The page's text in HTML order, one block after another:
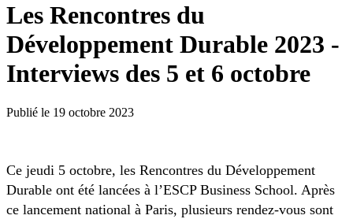
Les Rencontres du
Développement Durable 2023 -
Interviews des 5 et 6 octobre
Publié le 19 octobre 2023
Ce jeudi 5 octobre, les Rencontres du Développement
Durable ont été lancées à l’ESCP Business School. Après
ce lancement national à Paris, plusieurs rendez-vous sont